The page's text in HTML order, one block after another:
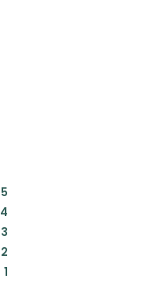
5:
4:
3:
2:
1: